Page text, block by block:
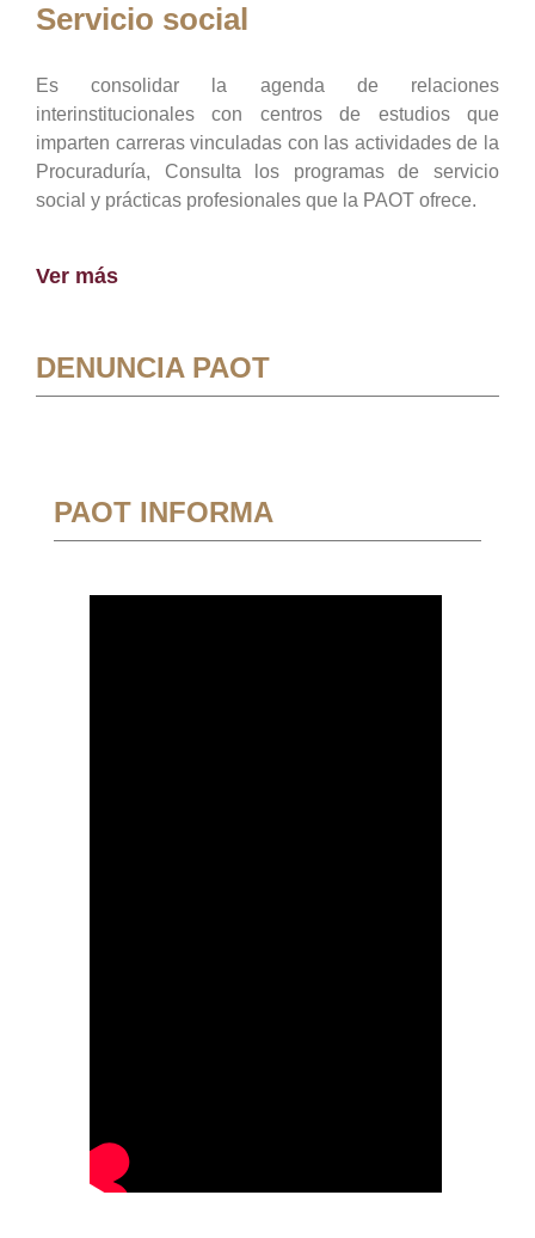
Servicio social
Es consolidar la agenda de relaciones
interinstitucionales con centros de estudios que
imparten carreras vinculadas con las actividades de la
Procuraduría, Consulta los programas de servicio
social y prácticas profesionales que la PAOT ofrece.
Ver más
DENUNCIA PAOT
PAOT INFORMA